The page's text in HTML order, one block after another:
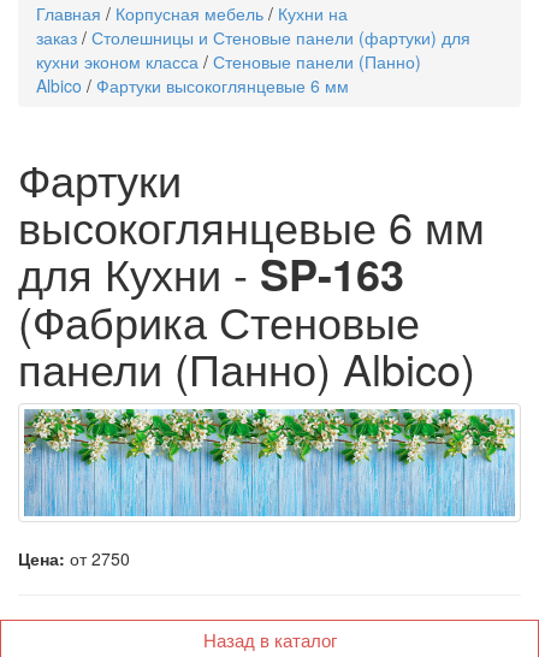
Главная / Корпусная мебель / Кухни на
заказ / Столешницы и Стеновые панели (фартуки) для
кухни эконом класса / Стеновые панели (Панно)
Albico / Фартуки высокоглянцевые 6 мм
Фартуки
высокоглянцевые 6 мм
для Кухни - SP-163
(Фабрика Стеновые
панели (Панно) Albico)
Цена: от 2750
Назад в каталог